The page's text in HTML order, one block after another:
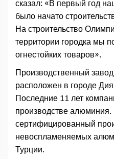
сказал: «В первый год
было начато
На строительство
территории городка мы
огнестойких товаров».
Производственный
расположен в городе
Последние 11 лет
производстве
сертифицированный
невоспламеняемых
Турции.